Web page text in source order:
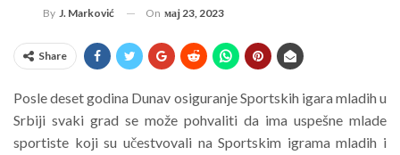
By J. Marković On мај 23, 2023
Share
Posle deset godina Dunav osiguranje Sportskih igara mladih u
Srbiji svaki grad se može pohvaliti da ima uspešne mlade
sportiste koji su učestvovali na Sportskim igrama mladih i